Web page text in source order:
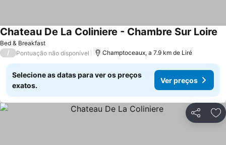
Bed & Breakfast
Chateau De La Coliniere - Chambre Sur Loire
/ Pontuação não disponível Champtoceaux, a 7.9 km de Liré
Selecione as datas para ver os preços
exatos.
Ver preços
Partilhar